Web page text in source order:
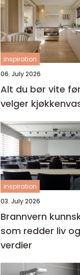
inspiration
06. July 2026
Alt du bør vite
velger
inspiration
03. July 2026
Brannvern kunnskap
som redder liv og
verdier